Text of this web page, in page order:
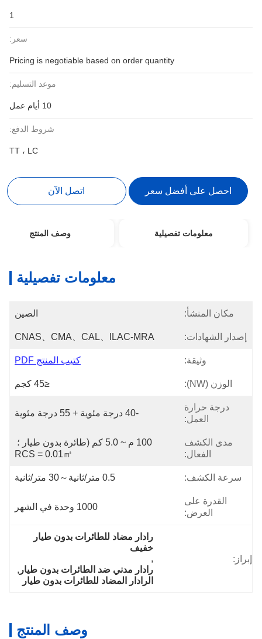
سعر:
Pricing is negotiable based on order quantity
موعد التسليم:
10 أيام عمل
شروط الدفع:
TT ، LC
احصل على أفضل سعر اتصل الآن
معلومات تفصيلية وصف المنتج
معلومات تفصيلية
مكان المنشأ: الصين
إصدار الشهادات: CNAS、CMA、CAL、ILAC-MRA
وثيقة: كتيب المنتج PDF
الوزن (NW): ≤45 كجم
درجة حرارة
العمل:
مدى الكشف
الفعال:
100 م ~ 5.0 كم (طائرة بدون طيار ؛
RCS = 0.01㎡
سرعة الكشف: 0.5 متر/ثانية～30 متر/ثانية
القدرة على
العرض:
1000 وحدة في الشهر
إبراز:
رادار مضاد للطائرات بدون طيار
خفيف
,
رادار مدني ضد الطائرات بدون طيار,
الرادار المضاد للطائرات بدون طيار
وصف المنتج